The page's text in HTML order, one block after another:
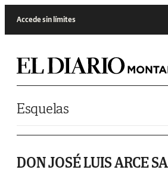
Accede sin límites
Esquelas
DON JOSÉ LUIS ARCE